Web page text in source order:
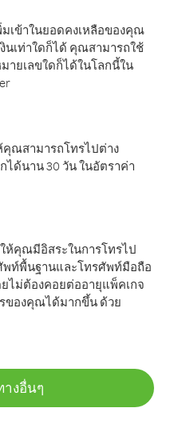
มเข้าในยอดคงเหลือของคุณ
นเท่าใดก็ได้ คุณสามารถใช้
ายเลขใดก็ได้ในโลกนี้ใน
คุณสามารถโทรไปต่าง
ด้นาน 30 วัน ในอัตราค่า
ห้คุณมีอิสระในการโทรไป
พท์พื้นฐานและโทรศัพท์มือถือ
ไม่ต้องคอยต่ออายุแพ็คเกจ
ของคุณได้มากขึ้น ด้วย
างอื่นๆ